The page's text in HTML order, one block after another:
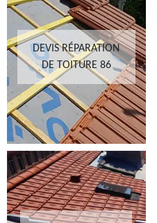
DEVIS RÉPARATION
DE TOITURE 86